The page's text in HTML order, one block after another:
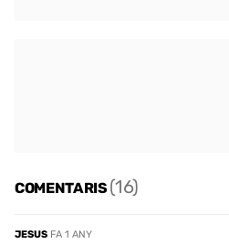
COMENTARIS(16)
JESUS FA 1 ANY